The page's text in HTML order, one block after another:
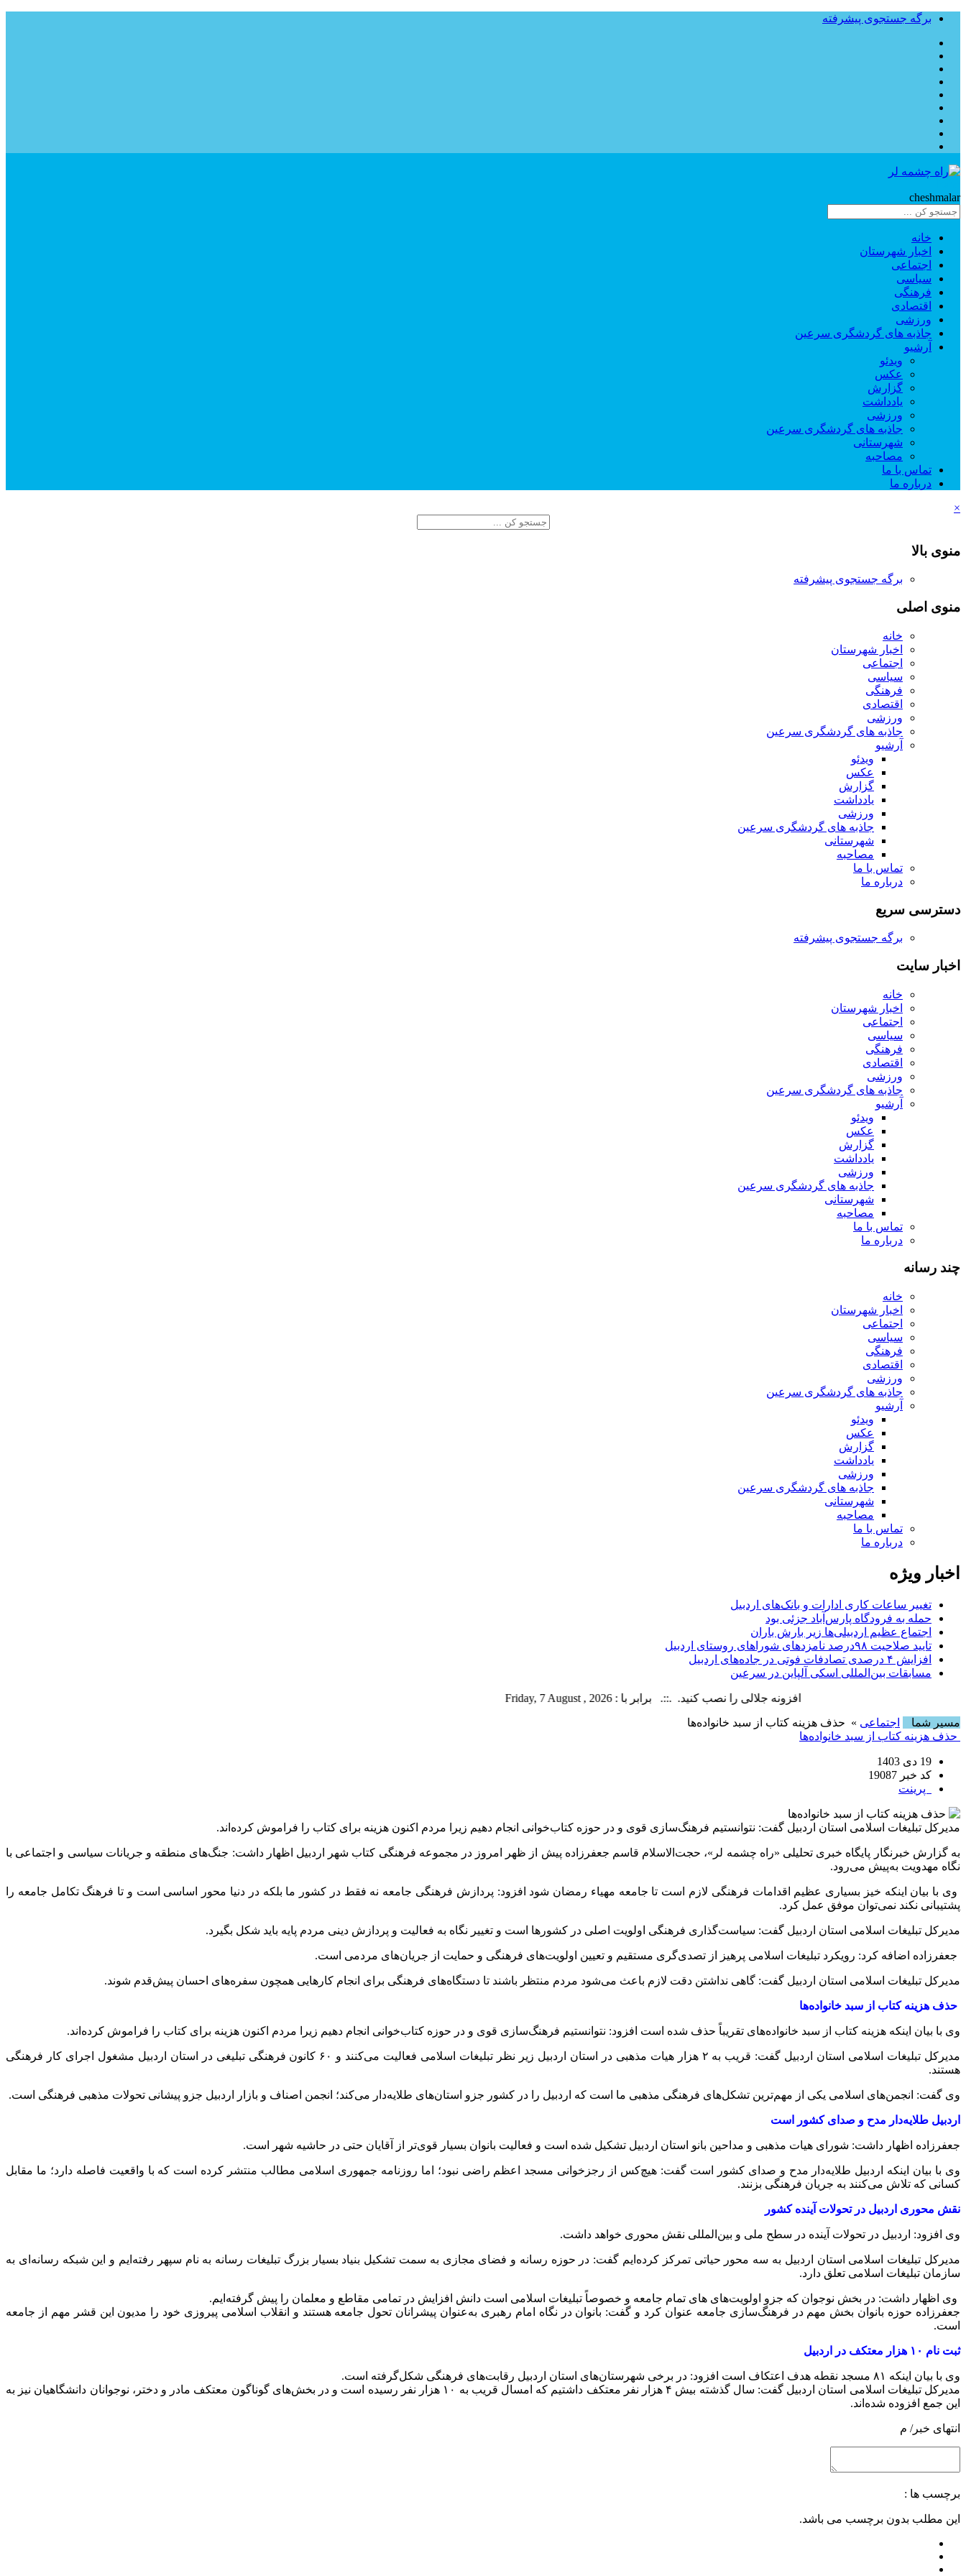
برگه جستجوی پیشرفته
cheshmalar
خانه
اخبار شهرستان
اجتماعی
سیاسی
فرهنگی
اقتصادی
ورزشی
جاذبه های گردشگری سرعین
آرشیو
ویدئو
عکس
گزارش
یادداشت
ورزشی
جاذبه های گردشگری سرعین
شهرستانی
مصاحبه
تماس با ما
درباره ما
×
منوی بالا
برگه جستجوی پیشرفته
منوی اصلی
خانه
اخبار شهرستان
اجتماعی
سیاسی
فرهنگی
اقتصادی
ورزشی
جاذبه های گردشگری سرعین
آرشیو
ویدئو
عکس
گزارش
یادداشت
ورزشی
جاذبه های گردشگری سرعین
شهرستانی
مصاحبه
تماس با ما
درباره ما
دسترسی سریع
برگه جستجوی پیشرفته
اخبار سایت
خانه
اخبار شهرستان
اجتماعی
سیاسی
فرهنگی
اقتصادی
ورزشی
جاذبه های گردشگری سرعین
آرشیو
ویدئو
عکس
گزارش
یادداشت
ورزشی
جاذبه های گردشگری سرعین
شهرستانی
مصاحبه
تماس با ما
درباره ما
چند رسانه
خانه
اخبار شهرستان
اجتماعی
سیاسی
فرهنگی
اقتصادی
ورزشی
جاذبه های گردشگری سرعین
آرشیو
ویدئو
عکس
گزارش
یادداشت
ورزشی
جاذبه های گردشگری سرعین
شهرستانی
مصاحبه
تماس با ما
درباره ما
اخبار ویژه
تغییر ساعات کاری ادارات و بانک‌های اردبیل
حمله به فرودگاه پارس‌‌آباد جزئی بود
اجتماع عظیم اردبیلی‌ها زیر بارش باران
تایید صلاحیت ۹۸درصد نامزدهای شوراهای روستای اردبیل
افزایش ۴ درصدی تصادفات فوتی در جاده‌های اردبیل
مسابقات بین‌المللی اسکی آلپاین در سرعین
افزونه جلالی را نصب کنید. .::. برابر با : Friday, 7 August , 2026
مسیر شما
اجتماعی » حذف هزینه کتاب از سبد خانواده‌ها
حذف هزینه کتاب از سبد خانواده‌ها
19 دی 1403
کد خبر 19087
پرینت
مدیرکل تبلیغات اسلامی استان اردبیل گفت: نتوانستیم فرهنگ‌سازی قوی و در حوزه کتاب‌خوانی انجام دهیم زیرا مردم اکنون هزینه برای کتاب را فراموش کرده‌اند.
به گزارش خبرنگار پایگاه خبری تحلیلی «راه چشمه لر»، حجت‌الاسلام قاسم جعفرزاده پیش از ظهر امروز در مجموعه فرهنگی کتاب شهر اردبیل اظهار داشت: جنگ‌های منطقه و جریانات سیاسی و اجتماعی با
نگاه مهدویت به‌پیش می‌رود.
وی با بیان اینکه خیز بسیاری عظیم اقدامات فرهنگی لازم است تا جامعه مهیاء رمضان شود افزود: پردازش فرهنگی جامعه نه فقط در کشور ما بلکه در دنیا محور اساسی است و تا فرهنگ تکامل جامعه را
پشتیبانی نکند نمی‌توان موفق عمل کرد.
مدیرکل تبلیغات اسلامی استان اردبیل گفت: سیاست‌گذاری فرهنگی اولویت اصلی در کشورها است و تغییر نگاه به فعالیت و پردازش دینی مردم پایه باید شکل بگیرد.
جعفرزاده اضافه کرد: رویکرد تبلیغات اسلامی پرهیز از تصدی‌گری مستقیم و تعیین اولویت‌های فرهنگی و حمایت از جریان‌های مردمی است.
مدیرکل تبلیغات اسلامی استان اردبیل گفت: گاهی نداشتن دقت لازم باعث می‌شود مردم منتظر باشند تا دستگاه‌های فرهنگی برای انجام کارهایی همچون سفره‌های احسان پیش‌قدم شوند.
حذف هزینه کتاب از سبد خانواده‌ها
وی با بیان اینکه هزینه کتاب از سبد خانواده‌های تقریباً حذف شده است افزود: نتوانستیم فرهنگ‌سازی قوی و در حوزه کتاب‌خوانی انجام دهیم زیرا مردم اکنون هزینه برای کتاب را فراموش کرده‌اند.
مدیرکل تبلیغات اسلامی استان اردبیل گفت: قریب به ۲ هزار هیات مذهبی در استان اردبیل زیر نظر تبلیغات اسلامی فعالیت می‌کنند و ۶۰ کانون فرهنگی تبلیغی در استان اردبیل مشغول اجرای کار فرهنگی
هستند.
وی گفت: انجمن‌های اسلامی یکی از مهم‌ترین تشکل‌های فرهنگی مذهبی ما است که اردبیل را در کشور جزو استان‌های طلایه‌دار می‌کند؛ انجمن اصناف و بازار اردبیل جزو پیشانی تحولات مذهبی فرهنگی است.
اردبیل طلایه‌دار مدح و صدای کشور است
جعفرزاده اظهار داشت: شورای هیات مذهبی و مداحین بانو استان اردبیل تشکیل شده است و فعالیت بانوان بسیار قوی‌تر از آقایان حتی در حاشیه شهر است.
وی با بیان اینکه اردبیل طلایه‌دار مدح و صدای کشور است گفت: هیچ‌کس از رجزخوانی مسجد اعظم راضی نبود؛ اما روزنامه جمهوری اسلامی مطالب منتشر کرده است که با واقعیت فاصله دارد؛ ما مقابل
کسانی که تلاش می‌کنند به جریان فرهنگی بزنند.
نقش محوری اردبیل در تحولات آینده کشور
وی افزود: اردبیل در تحولات آینده در سطح ملی و بین‌المللی نقش محوری خواهد داشت.
مدیرکل تبلیغات اسلامی استان اردبیل به سه محور حیاتی تمرکز کرده‌ایم گفت: در حوزه رسانه و فضای مجازی به سمت تشکیل بنیاد بسیار بزرگ تبلیغات رسانه به نام سپهر رفته‌ایم و این شبکه رسانه‌ای به
سازمان تبلیغات اسلامی تعلق دارد.
وی اظهار داشت: در بخش نوجوان که جزو اولویت‌های های تمام جامعه و خصوصاً تبلیغات اسلامی است دانش افزایش در تمامی مقاطع و معلمان را پیش گرفته‌ایم.
جعفرزاده حوزه بانوان بخش مهم در فرهنگ‌سازی جامعه عنوان کرد و گفت: بانوان در نگاه امام رهبری به‌عنوان پیشرانان تحول جامعه هستند و انقلاب اسلامی پیروزی خود را مدیون این قشر مهم از جامعه
است.
ثبت نام ۱۰ هزار معتکف در اردبیل
وی با بیان اینکه ۸۱ مسجد نقطه هدف اعتکاف است افزود: در برخی شهرستان‌های استان اردبیل رقابت‌های فرهنگی شکل‌گرفته است.
مدیرکل تبلیغات اسلامی استان اردبیل گفت: سال گذشته بیش ۴ هزار نفر معتکف داشتیم که امسال قریب به ۱۰ هزار نفر رسیده است و در بخش‌های گوناگون معتکف مادر و دختر، نوجوانان دانشگاهیان نیز به
این جمع افزوده شده‌اند.
انتهای خبر/ م
برچسب ها :
این مطلب بدون برچسب می باشد.